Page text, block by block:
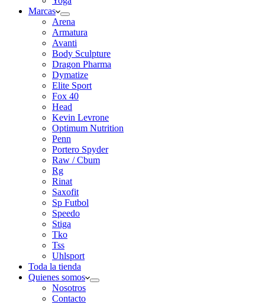
Marcas
Arena
Armatura
Avanti
Body Sculpture
Dragon Pharma
Dymatize
Elite Sport
Fox 40
Head
Kevin Levrone
Optimum Nutrition
Penn
Portero Spyder
Raw / Cbum
Rg
Rinat
Saxofit
Sp Futbol
Speedo
Stiga
Tko
Tss
Uhlsport
Toda la tienda
Quienes somos
Nosotros
Contacto